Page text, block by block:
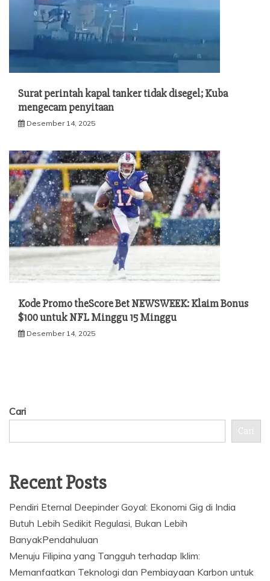
Surat perintah kapal tanker tidak disegel; Kuba
mengecam penyitaan
Desember 14, 2025
Kode Promo theScore Bet NEWSWEEK: Klaim Bonus
$100 untuk NFL Minggu 15 Minggu
Desember 14, 2025
Cari
Cari
Recent Posts
Pendiri Eternal Deepinder Goyal: Ekonomi Gig di India
Butuh Lebih Sedikit Regulasi, Bukan Lebih
BanyakPendahuluan
Menuju Filipina yang Tangguh terhadap Iklim:
Memanfaatkan Teknologi dan Pembiayaan Karbon untuk